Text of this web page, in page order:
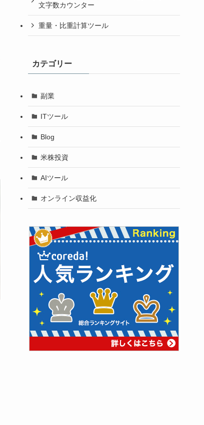
文字数カウンター
重量・比重計算ツール
カテゴリー
副業
ITツール
Blog
米株投資
AIツール
オンライン収益化